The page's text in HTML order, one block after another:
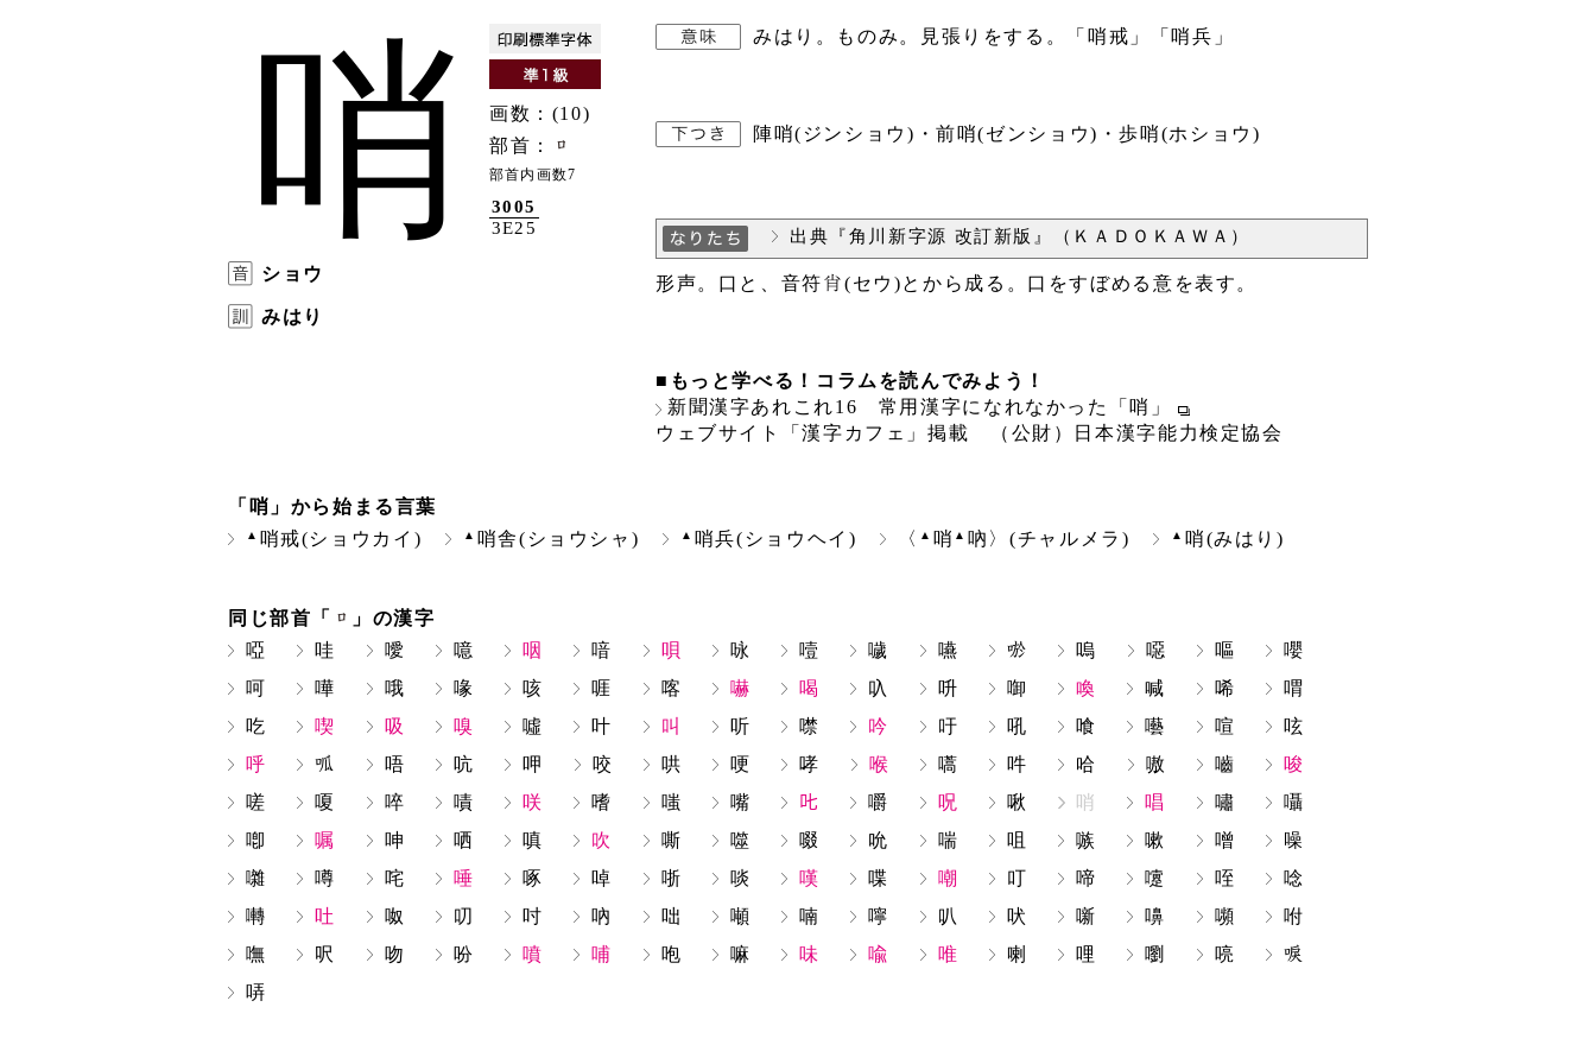
哨
画数：(10)
部首：
部首内画数7
3005
3E25
ショウ
みはり
みはり。ものみ。見張りをする。「哨戒」「哨兵」
陣哨(ジンショウ)・前哨(ゼンショウ)・歩哨(ホショウ)
出典『角川新字源 改訂新版』（ＫＡＤＯＫＡＷＡ）
形声。口と、音符 (セウ)とから成る。口をすぼめる意を表す。
■もっと学べる！コラムを読んでみよう！
新聞漢字あれこれ16 常用漢字になれなかった「哨」
ウェブサイト「漢字カフェ」掲載 （公財）日本漢字能力検定協会
「哨」から始まる言葉
▲ 哨戒(ショウカイ) ▲ 哨舎(ショウシャ) ▲ 哨兵(ショウヘイ) 〈 ▲ 哨 ▲ 吶〉(チャルメラ) ▲ 哨(みはり)
同じ部首「
」の漢字
啞
哇 噯 噫 咽 喑 唄 咏 噎 噦 嚥 嗚 噁 嘔
嚶
呵
嘩 哦 喙 咳 啀 喀 嚇 喝 叺 呏 啣 喚 喊 唏
喟
吃
喫 吸 嗅 噓 叶 叫 听 噤 吟 吁 吼 喰 囈 喧
呟
呼
唔 吭 呷 咬 哄 哽 哮 喉 嚆 吽 哈 嗷 嚙
唆
嗟
嗄 啐 嘖 咲 嗜 嗤 嘴 𠮟 嚼 呪 啾 哨 唱 嘯
囁
喞
嘱 呻 哂 嗔 吹 嘶 噬 啜 吮 喘 咀 嗾 嗽 噌
噪
囃
噂 咤 唾 啄 啅 哳 啖 嘆 喋 嘲 叮 啼 嚔 咥
唸
囀
吐 呶 叨 吋 吶 咄 噸 喃 嚀 叭 吠 噺 嚊 嚬
咐
嘸
呎 吻 吩 噴 哺 咆 嘛 味 喩 唯 喇 哩 嚠
喨
哢